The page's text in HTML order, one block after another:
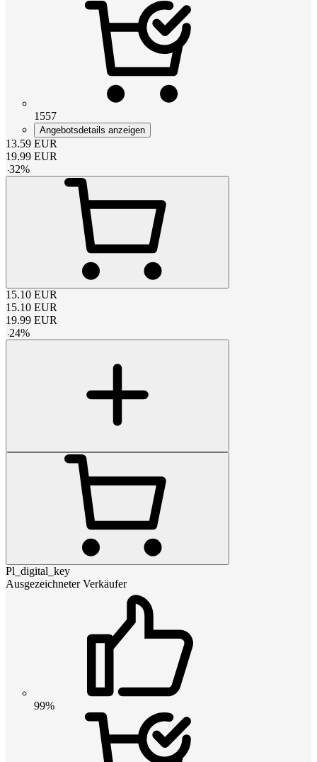
1557
Angebotsdetails anzeigen
13.59 EUR
19.99 EUR
-32%
15.10 EUR
15.10 EUR
19.99 EUR
-24%
Pl_digital_key
Ausgezeichneter Verkäufer
99%